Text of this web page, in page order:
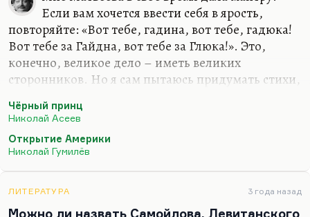
читать. И у меня там с одним нэшвиллским
профессором была довольно забавная дискуссия.
Он там говорит: «Но ведь Сорокин – гениальный
стилизатор». Да, гениальный, с этим никто не
спорит. Но в самом понятии «гениальный…
Если вам хочется ввести себя в ярость,
повторяйте: «Вот тебе, гадина, вот тебе, гадюка!
Вот тебе за Гайдна, вот тебе за Глюка!». Это,
конечно, великое дело – иметь великих
сторонников. Но я сам пытаюсь придумать стихи,
хочется вспомнить многое из Кирсанова, многое
плохой поэт, но у него были замечательные
тексты. Вспомним «Чёрного принца»:
Белые бивни
бьют
Чёрный принц
Николай Асеев
Открытие Америки
Николай Гумилёв
ЛИТЕРАТУРА 3 года назад
Можно ли назвать Самойлова, Левитанского